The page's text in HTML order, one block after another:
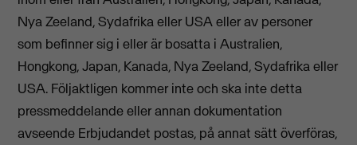
Nya Zeeland, Sydafrika eller USA eller av personer
som befinner sig i eller är bosatta i Australien,
Hongkong, Japan, Kanada, Nya Zeeland, Sydafrika eller
USA. Följaktligen kommer inte och ska inte detta
pressmeddelande eller annan dokumentation
avseende Erbjudandet postas, på annat sätt överföras,